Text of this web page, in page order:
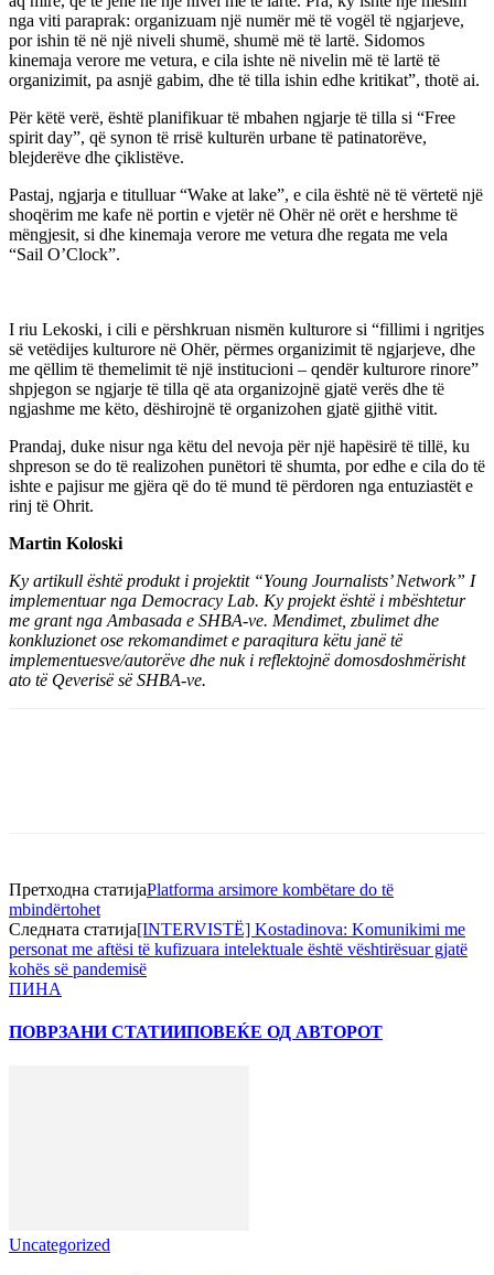
nga viti paraprak: organizuam një numër më të vogël të ngjarjeve,
por ishin të në një niveli shumë, shumë më të lartë. Sidomos
kinemaja verore me vetura, e cila ishte në nivelin më të lartë të
organizimit, pa asnjë gabim, dhe të tilla ishin edhe kritikat”, thotë ai.
Për këtë verë, është planifikuar të mbahen ngjarje të tilla si “Free
spirit day”, që synon të rrisë kulturën urbane të patinatorëve,
blejderëve dhe çiklistëve.
Pastaj, ngjarja e titulluar “Wake at lake”, e cila është në të vërtetë një
shoqërim me kafe në portin e vjetër në Ohër në orët e hershme të
mëngjesit, si dhe kinemaja verore me vetura dhe regata me vela
“Sail O’Clock”.
I riu Lekoski, i cili e përshkruan nismën kulturore si “fillimi i ngritjes
së vetëdijes kulturore në Ohër, përmes organizimit të ngjarjeve, dhe
me qëllim të themelimit të një institucioni – qendër kulturore rinore”
shpjegon se ngjarje të tilla që ata organizojnë gjatë verës dhe të
ngjashme me këto, dëshirojnë të organizohen gjatë gjithë vitit.
Prandaj, duke nisur nga këtu del nevoja për një hapësirë ​​të tillë, ku
shpreson se do të realizohen punëtori të shumta, por edhe e cila do të
ishte e pajisur me gjëra që do të mund të përdoren nga entuziastët e
rinj të Ohrit.
Martin Koloski
Ky artikull është produkt i projektit “Young Journalists’ Network” I
implementuar nga Democracy Lab. Ky projekt është i mbështetur
me grant nga Ambasada e SHBA-ve. Mendimet, zbulimet dhe
konkluzionet ose rekomandimet e paraqitura këtu janë të
implementuesve/autorëve dhe nuk i reflektojnë domosdoshmërisht
ato të Qeverisë së SHBA-ve.
Претходна статијаPlatforma arsimore kombëtare do të
mbindërtohet
Следната статија[INTERVISTË] Kostadinova: Komunikimi me
personat me aftësi të kufizuara intelektuale është vështirësuar gjatë
kohës së pandemisë
ПИНА
ПОВРЗАНИ СТАТИИПОВЕЌЕ ОД АВТОРОТ
Uncategorized